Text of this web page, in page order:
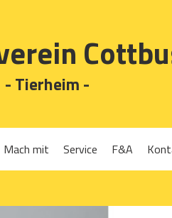
- Tierheim -
Mach mit Service F&A